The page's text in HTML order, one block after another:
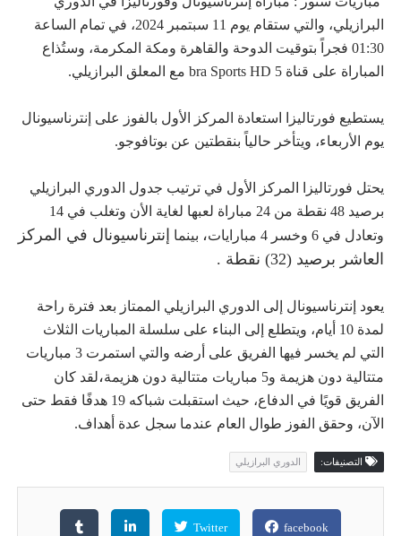
البرازيلي، والتي ستقام يوم 11 سبتمبر 2024، في تمام الساعة
01:30 فجراً بتوقيت الدوحة والقاهرة ومكة المكرمة، وستُذاع
المباراة على قناة bra Sports HD 5 مع المعلق البرازيلي.
يستطيع فورتاليزا استعادة المركز الأول بالفوز على إنترناسيونال
يوم الأربعاء، ويتأخر حالياً بنقطتين عن بوتافوجو.
يحتل فورتاليزا المركز الأول في ترتيب جدول الدوري البرازيلي
برصيد 48 نقطة من 24 مباراة لعبها لغاية الأن وتغلب في 14
وتعادل في 6 وخسر 4 مبارايات
، بينما
إنترناسيونال في المركز
العاشر برصيد (32) نقطة .
يعود إنترناسيونال إلى الدوري البرازيلي الممتاز بعد فترة راحة
لمدة 10 أيام، ويتطلع إلى البناء على سلسلة المباريات الثلاث
التي لم يخسر فيها الفريق على أرضه والتي استمرت 3 مباريات
متتالية دون هزيمة و5 مباريات متتالية دون هزيمة
،لقد كان
الفريق قويًا في الدفاع، حيث استقبلت شباكه 19 هدفًا فقط حتى
الآن، وحقق الفوز طوال العام عندما سجل عدة أهداف.
التصنيفات: الدوري البرازيلي
facebook
Twitter